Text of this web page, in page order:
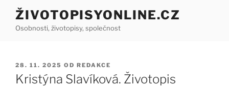
Přejít
obsahu
ŽIVOTOPISYONLINE.CZ
Osobnosti, životopisy, společnost
PUBLIKOVÁNO
28. 11. 2025 OD REDAKCE
Kristýna Slavíková. Životopis